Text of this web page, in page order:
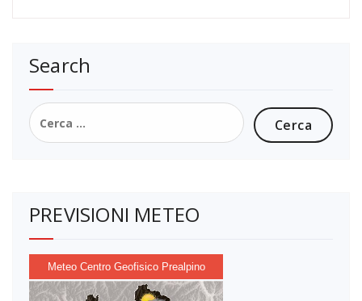
Search
Ricerca
per:
PREVISIONI METEO